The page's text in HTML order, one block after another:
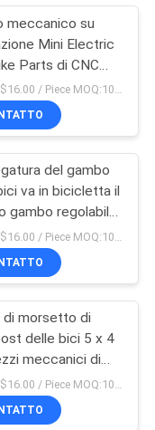
meccanico su
Mini Electric
Parts di CNC
$0.80 - $16.00 / Piece MOQ:10 pezzi
del gambo
va in bicicletta il
gambo regolabile
Cina
$0.80 - $16.00 / Piece MOQ:10 pezzi
di morsetto di
delle bici 5 x 4
meccanici di
precisione